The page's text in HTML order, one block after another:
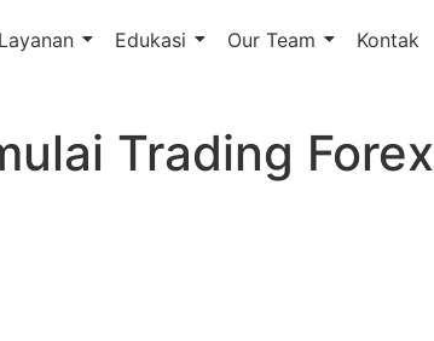
Edukasi Our Team Kontak
Trading Forex